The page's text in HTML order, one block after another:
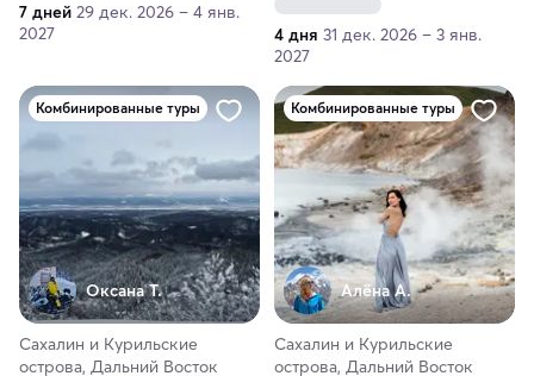
7 дней 29 дек. 2026 – 4 янв.
2027
4 дня 31 дек. 2026 – 3 янв.
2027
Комбинированные туры
Оксана Т.
Сахалин и Курильские
острова, Дальний Восток
Комбинированные туры
Алёна А.
Сахалин и Курильские
острова, Дальний Восток